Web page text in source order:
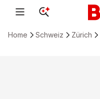
Home Schweiz Zürich